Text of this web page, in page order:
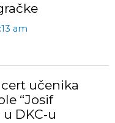
am
učenika
“Josif
DKC-u